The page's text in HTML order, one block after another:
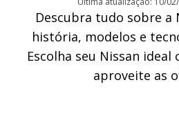
Descubra tudo sobre a
história, modelos e
Escolha seu Nissan ideal
aproveite as